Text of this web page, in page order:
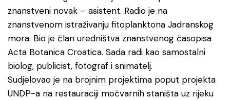
znanstveni novak – asistent. Radio je na
znanstvenom istraživanju fitoplanktona Jadranskog
mora. Bio je član uredništva znanstvenog časopisa
Acta Botanica Croatica. Sada radi kao samostalni
biolog, publicist, fotograf i snimatelj.
Sudjelovao je na brojnim projektima poput projekta
UNDP-a na restauraciji močvarnih staništa uz rijeku